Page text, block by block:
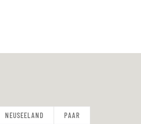
NEUSEELAND
PAAR